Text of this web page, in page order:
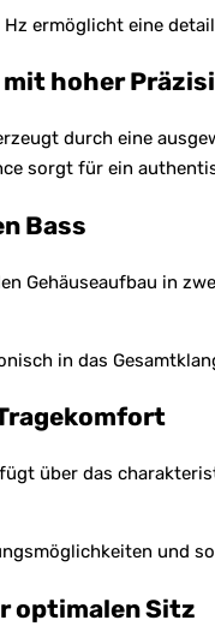
ermöglicht eine
hoher
durch eine
sorgt für ein
Bass
Gehäuseaufbau in
in das
über das
und
optimalen Sitz